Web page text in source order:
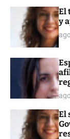
El
y
El